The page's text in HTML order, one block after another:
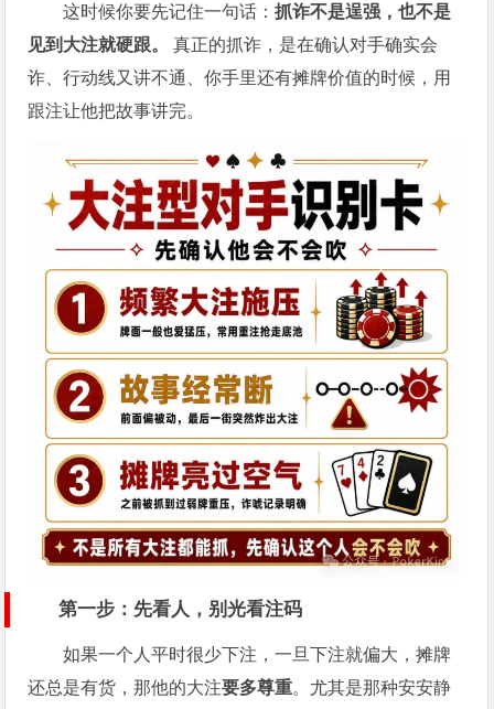
这时候你要先记住一句话：抓诈不是逞强，也不是
见到大注就硬跟。
真正的抓诈，是在确认对手确实会
诈、行动线又讲不通、你手里还有摊牌价值的时候，用
跟注让他把故事讲完。
第一步：先看人，别光看注码
如果一个人平时很少下注，一旦下注就偏大，摊牌
还总是有货，那他的大注要多尊重。尤其是那种安安静